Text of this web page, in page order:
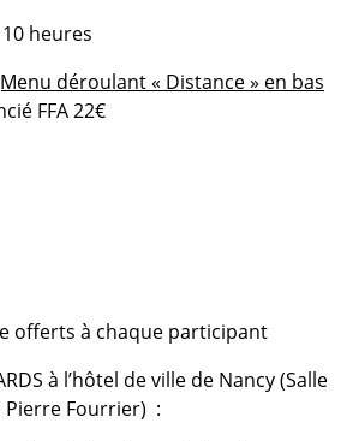
heures
déroulant « Distance » en bas
FFA 22€
offerts à chaque participant
à l’hôtel de ville de Nancy (Salle
Pierre Fourrier) :